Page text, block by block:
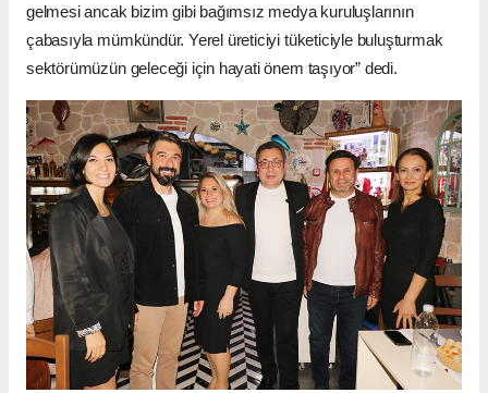
gelmesi ancak bizim gibi bağımsız medya kuruluşlarının
çabasıyla mümkündür. Yerel üreticiyi tüketiciyle buluşturmak
sektörümüzün geleceği için hayati önem taşıyor” dedi.